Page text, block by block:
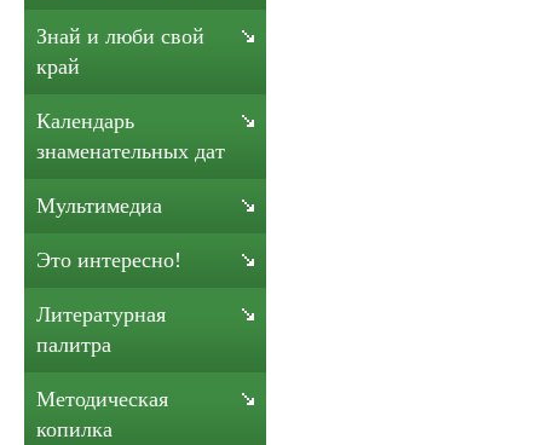
Знай и люби свой
край
Календарь
знаменательных дат
Мультимедиа
Это интересно!
Литературная
палитра
Методическая
копилка